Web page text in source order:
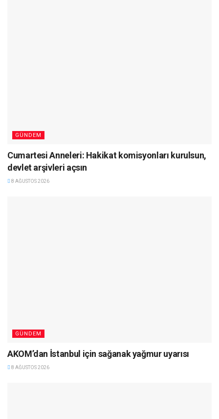
GÜNDEM
Cumartesi Anneleri: Hakikat komisyonları kurulsun,
devlet arşivleri açsın
8 AĞUSTOS 2026
GÜNDEM
AKOM’dan İstanbul için sağanak yağmur uyarısı
8 AĞUSTOS 2026